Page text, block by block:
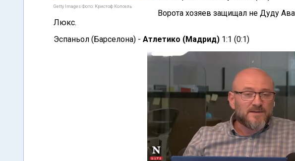
Getty Images Фото: Кристоф Копсель
Ворота хозяев защищал не Дуду
Люкс.
Эспаньол (Барселона) - Атлетико (Мадрид) 1:1 (0:1)